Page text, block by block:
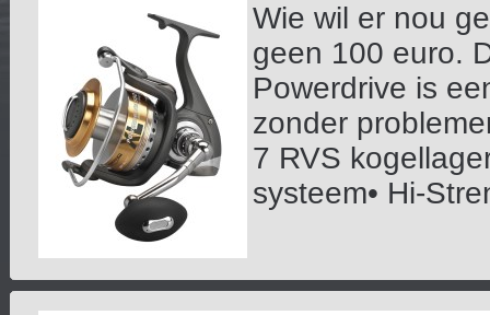
Wie wil er nou
geen 100 euro.
Powerdrive is
zonder
7 RVS
systeem• Hi-